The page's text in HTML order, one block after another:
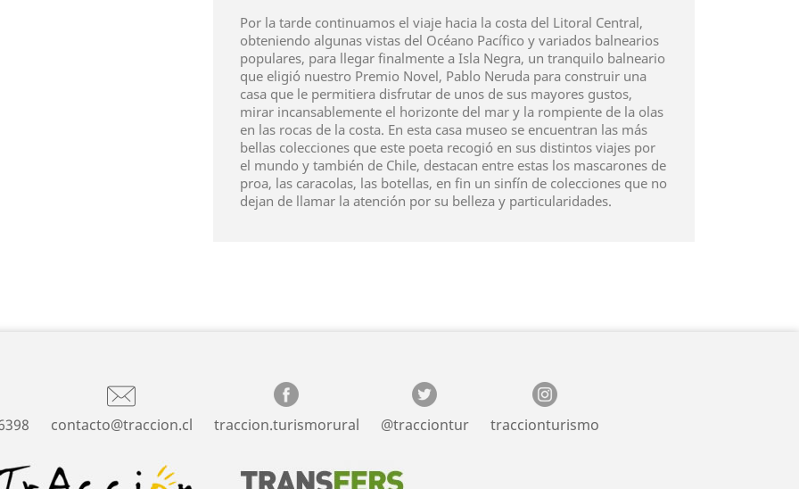
Por la tarde continuamos el viaje hacia la costa del Litoral Central,
obteniendo algunas vistas del Océano Pacífico y variados balnearios
populares, para llegar finalmente a Isla Negra, un tranquilo balneario
que eligió nuestro Premio Novel, Pablo Neruda para construir una
casa que le permitiera disfrutar de unos de sus mayores gustos,
mirar incansablemente el horizonte del mar y la rompiente de la olas
en las rocas de la costa. En esta casa museo se encuentran las más
bellas colecciones que este poeta recogió en sus distintos viajes por
el mundo y también de Chile, destacan entre estas los mascarones de
proa, las caracolas, las botellas, en fin un sinfín de colecciones que no
dejan de llamar la atención por su belleza y particularidades.
contacto@traccion.cl traccion.turismorural @tracciontur traccionturismo